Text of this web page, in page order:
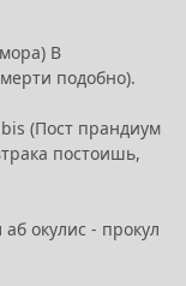
В
подобно).
(Пост прандиум
постоишь,
окулис - прокул